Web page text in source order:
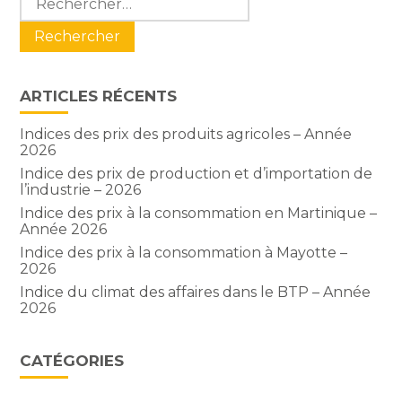
sidebar
ARTICLES RÉCENTS
Indices des prix des produits agricoles – Année
2026
Indice des prix de production et d’importation de
l’industrie – 2026
Indice des prix à la consommation en Martinique –
Année 2026
Indice des prix à la consommation à Mayotte –
2026
Indice du climat des affaires dans le BTP – Année
2026
CATÉGORIES